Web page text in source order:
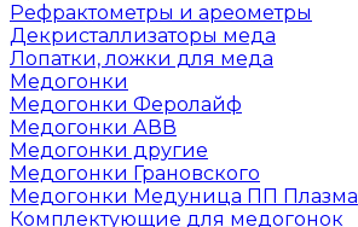
Рефрактометры и ареометры
Декристаллизаторы меда
Лопатки, ложки для меда
Медогонки
Медогонки Феролайф
Медогонки АВВ
Медогонки другие
Медогонки Грановского
Медогонки Медуница ПП Плазма
Комплектующие для медогонок